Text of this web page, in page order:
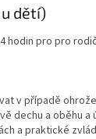
dětí)
hodin pro pro
v případě
dechu a oběhu
a praktické